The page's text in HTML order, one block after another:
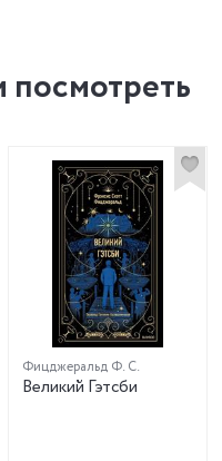
Фицджеральд Ф. С.
Великий Гэтсби